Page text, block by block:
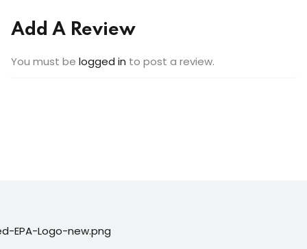
Add A Review
You must be logged in to post a review.